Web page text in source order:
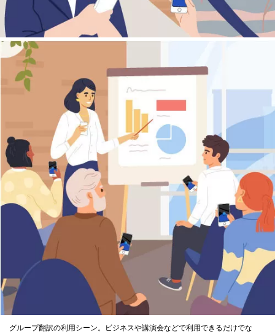
グループ翻訳の利用シーン。ビジネスや講演会などで利用できるだけでな